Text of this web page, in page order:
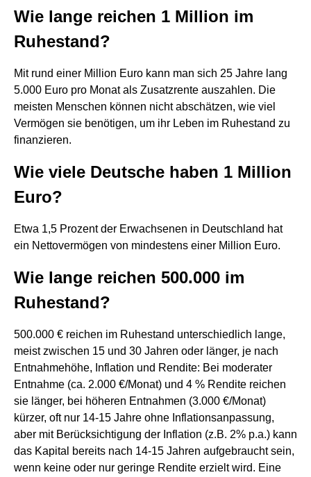
Wie lange reichen 1 Million im
Ruhestand?
Mit rund einer Million Euro kann man sich 25 Jahre lang
5.000 Euro pro Monat als Zusatzrente auszahlen. Die
meisten Menschen können nicht abschätzen, wie viel
Vermögen sie benötigen, um ihr Leben im Ruhestand zu
finanzieren.
Wie viele Deutsche haben 1 Million
Euro?
Etwa 1,5 Prozent der Erwachsenen in Deutschland hat
ein Nettovermögen von mindestens einer Million Euro.
Wie lange reichen 500.000 im
Ruhestand?
500.000 € reichen im Ruhestand unterschiedlich lange,
meist zwischen 15 und 30 Jahren oder länger, je nach
Entnahmehöhe, Inflation und Rendite: Bei moderater
Entnahme (ca. 2.000 €/Monat) und 4 % Rendite reichen
sie länger, bei höheren Entnahmen (3.000 €/Monat)
kürzer, oft nur 14-15 Jahre ohne Inflationsanpassung,
aber mit Berücksichtigung der Inflation (z.B. 2% p.a.) kann
das Kapital bereits nach 14-15 Jahren aufgebraucht sein,
wenn keine oder nur geringe Rendite erzielt wird. Eine